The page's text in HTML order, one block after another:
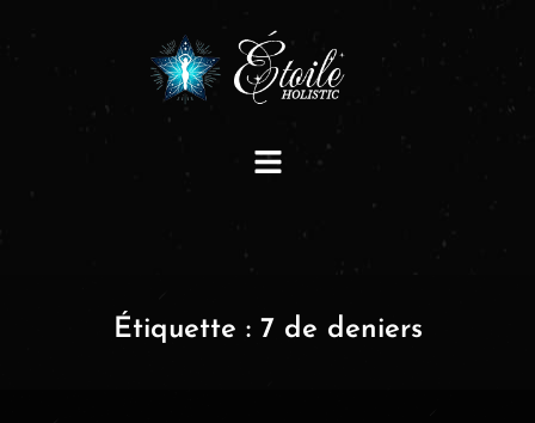
Étiquette : 7 de deniers